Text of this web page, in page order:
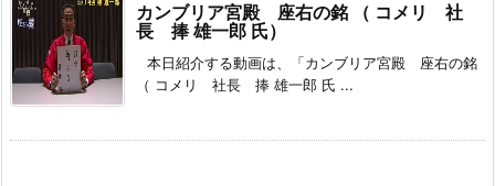
カンブリア宮殿 座右の銘 （ コメリ 社
長 捧 雄一郎 氏）
本日紹介する動画は、「カンブリア宮殿 座右の銘
（ コメリ 社長 捧 雄一郎 氏 ...